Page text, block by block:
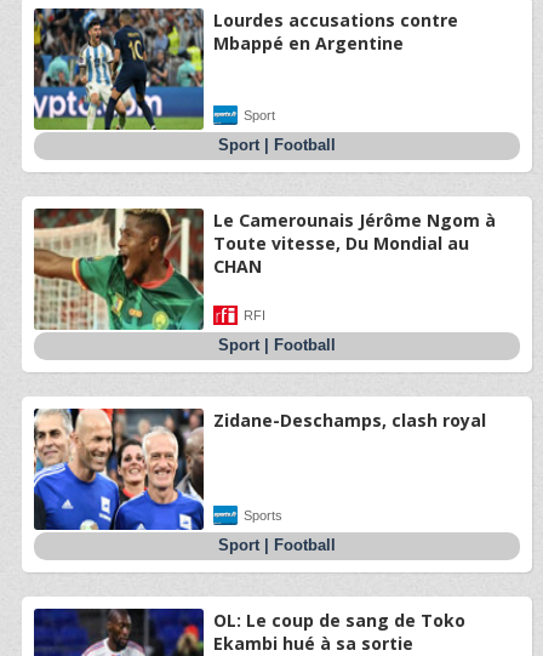
Lourdes accusations contre
Mbappé en Argentine
Sport
Sport| Football
Le Camerounais Jérôme Ngom à
Toute vitesse, Du Mondial au
CHAN
RFI
Sport| Football
Zidane-Deschamps, clash royal
Sports
Sport| Football
OL: Le coup de sang de Toko
Ekambi hué à sa sortie